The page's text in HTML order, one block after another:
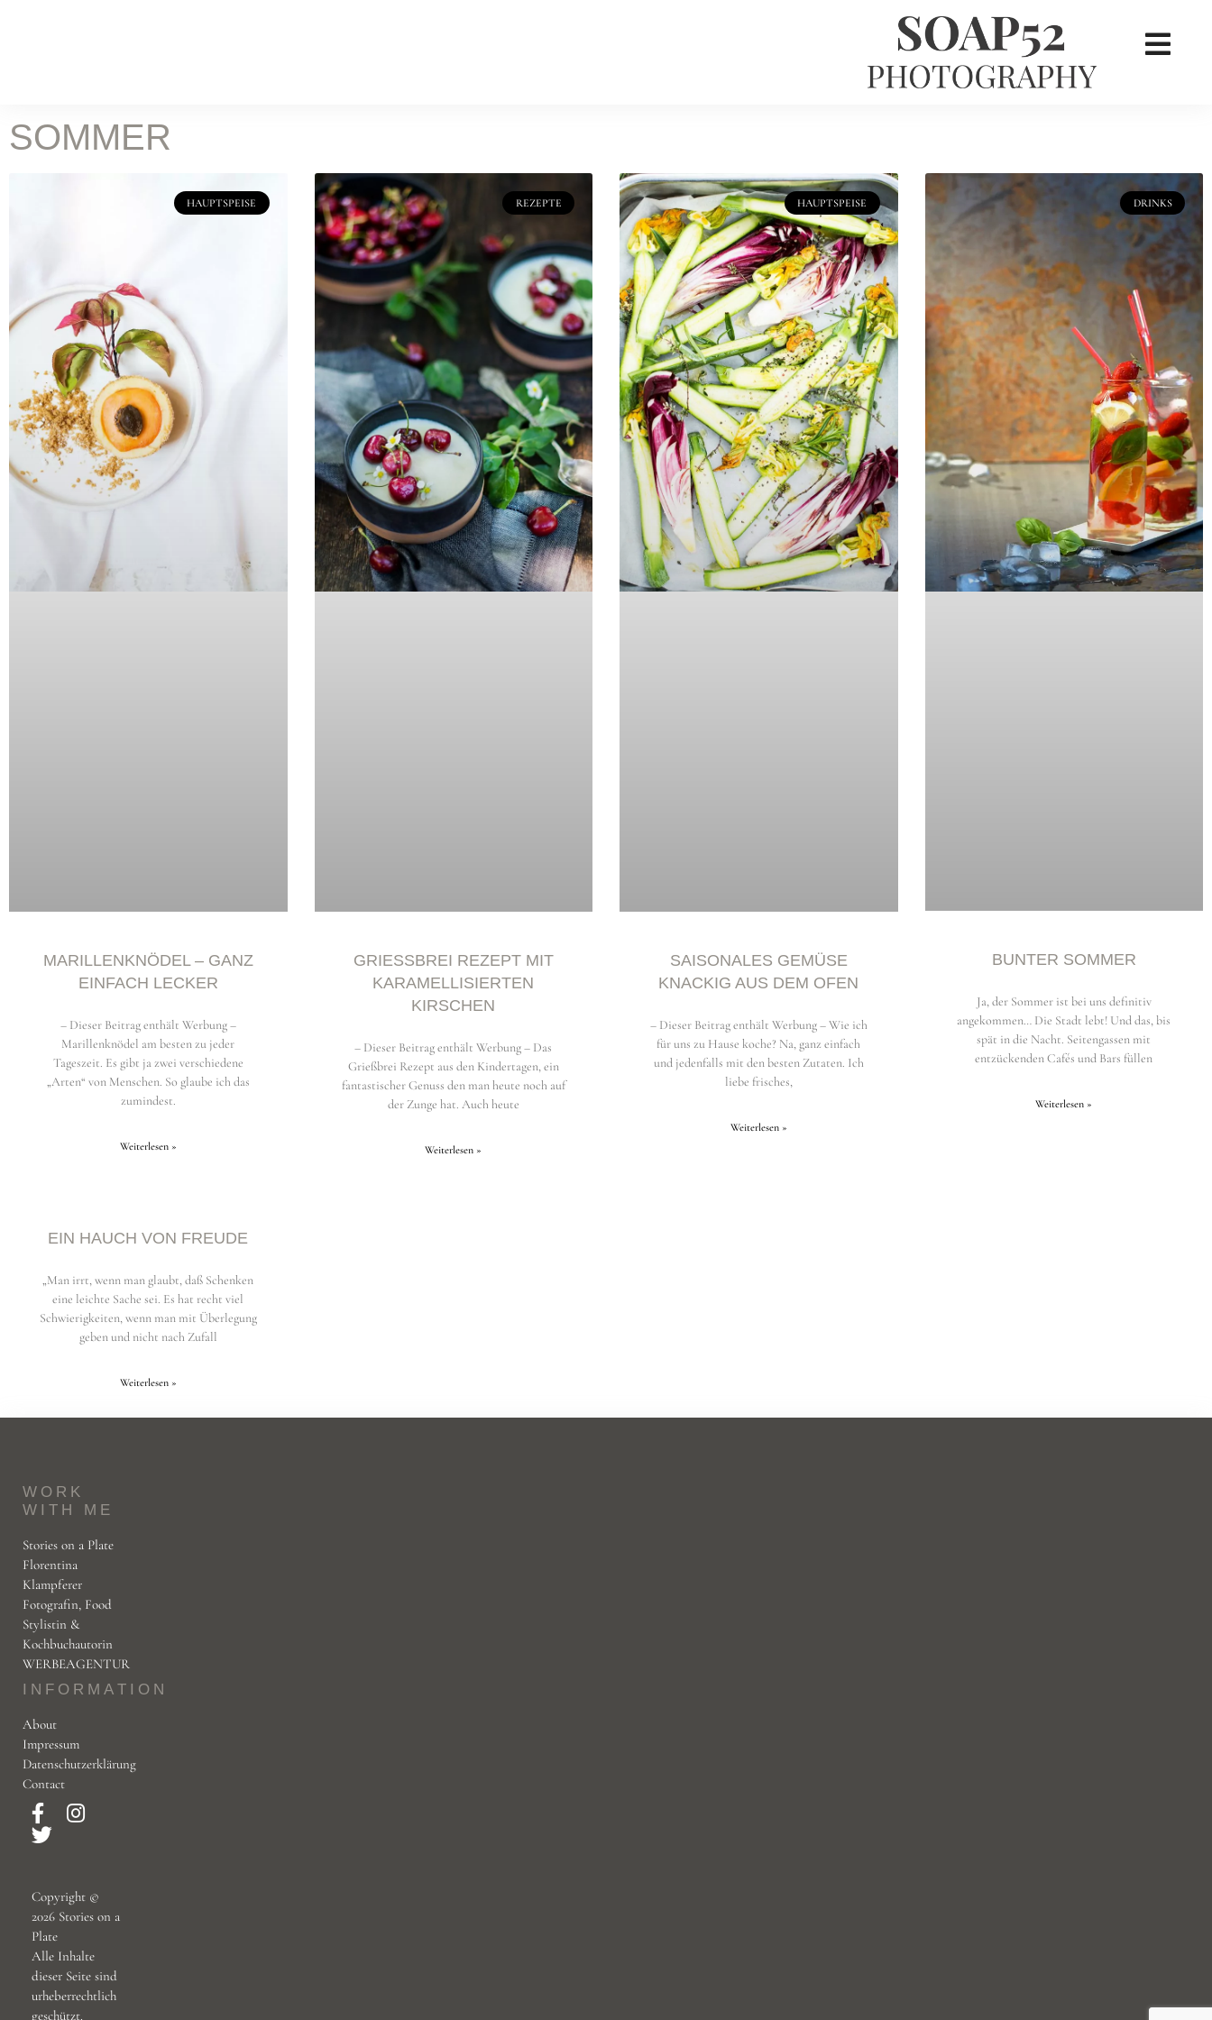
×
BATILOO
CONTACT
Copyright © 2026 storiesonaplate.com - Florentina Klampferer, BA
SOMMER
HAUPTSPEISE
MARILLENKNÖDEL – GANZ
EINFACH LECKER
– Dieser Beitrag enthält Werbung –
Marillenknödel am besten zu jeder
Tageszeit. Es gibt ja zwei verschiedene
„Arten“ von Menschen. So glaube ich das
zumindest.
Weiterlesen »
REZEPTE
GRIESSBREI REZEPT MIT K
ARAMELLISIERTEN K
IRSCHEN
– Dieser Beitrag enthält Werbung – Das
Grießbrei Rezept aus den Kindertagen, ein
fantastischer Genuss den man heute noch auf
der Zunge hat. Auch heute
Weiterlesen »
HAUPTSPEISE
SAISONALES GEMÜSE
KNACKIG AUS DEM OFEN
– Dieser Beitrag enthält Werbung – Wie ich
für uns zu Hause koche? Na, ganz einfach
und jedenfalls mit den besten Zutaten. Ich
liebe frisches,
Weiterlesen »
DRINKS
BUNTER SOMMER
Ja, der Sommer ist bei uns definitiv
angekommen… Die Stadt lebt! Und das, bis
spät in die Nacht. Seitengassen mit
entzückenden Cafés und Bars füllen
Weiterlesen »
EIN HAUCH VON FREUDE
„Man irrt, wenn man glaubt, daß Schenken
eine leichte Sache sei. Es hat recht viel
Schwierigkeiten, wenn man mit Überlegung
geben und nicht nach Zufall
Weiterlesen »
WORK
WITH ME
Stories on a Plate
Florentina
Klampferer
Fotografin, Food
Stylistin &
Kochbuchautorin
WERBEAGENTUR
INFORMATION
About
Impressum
Datenschutzerklärung
Contact
Copyright ©
2026 Stories on a
Plate
Alle Inhalte
dieser Seite sind
urheberrechtlich
geschützt.